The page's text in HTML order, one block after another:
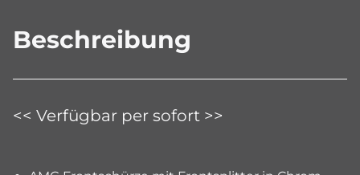
Beschreibung
<< Verfügbar per sofort >>